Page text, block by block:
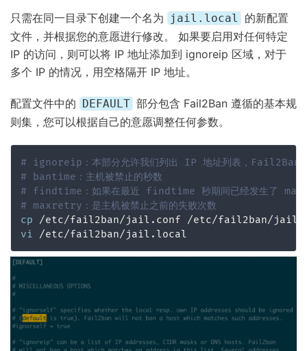
只需在同一目录下创建一个名为 jail.local
的新配置
文件，并根据您的意愿进行修改。 如果要启用对任何特定
IP 的访问，则可以将 IP 地址添加到 ignoreip 区域，对于
多个 IP 的情况，用空格隔开 IP 地址。
配置文件中的 DEFAULT 部分包含 Fail2Ban 遵循的基本规
则集，您可以根据自己的意愿调整任何参数。
# ignoreip：本部分允许我们列出 IP 地址列表，Fail2Ban 不
# bantime：主机被禁止的秒数
# findtime：如果在最近 findtime 秒期间已经发生了
# maxretry：是主机被禁止之前的失败次数
cp
vi /etc/fail2ban/jail.local